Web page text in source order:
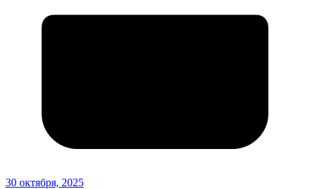
30 октября, 2025